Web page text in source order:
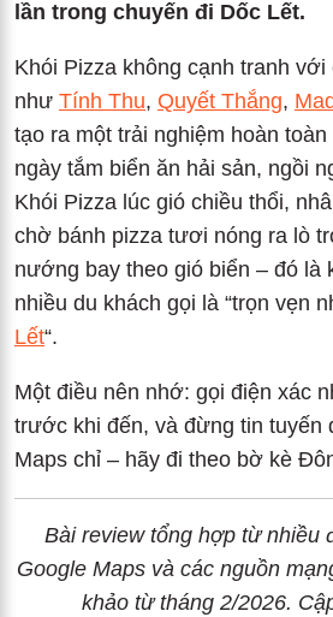
lần trong chuyến đi Dốc Lết.
Khói Pizza không cạnh tranh với
như Tính Thu, Quyết Thắng,
tạo ra một trải nghiệm hoàn
ngày tắm biển ăn hải sản, ngồi
Khói Pizza lúc gió chiều thổi,
chờ bánh pizza tươi nóng ra lò
nướng bay theo gió biển – đó là
nhiều du khách gọi là “trọn vẹn
Lết“.
Một điều nên nhớ: gọi điện xác
trước khi đến, và đừng tin tuyến
Maps chỉ – hãy đi theo bờ kè
Bài review tổng hợp từ nhiều
Google Maps và các nguồn
khảo từ tháng 2/2026.